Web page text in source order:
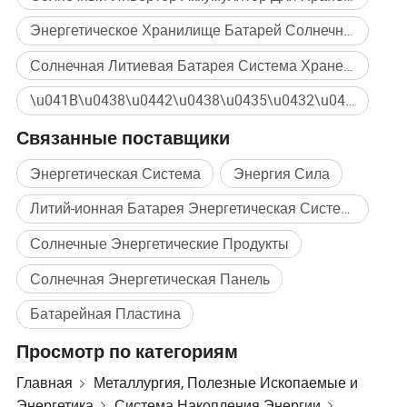
Сертификация
Профиль компании
Энергетическое Хранилище Батарей Солнечных Панелей
Солнечная Литиевая Батарея Система Хранения Энергии Для Дома
\u041B\u0438\u0442\u0438\u0435\u0432\u0430\u044F \u0411\u0430\u0442\u0430\u0440\u0435\u044F \u0415\u043C\u043A\u043E\u0441\u0442\u044C\u044E 5 \u041A\u0412\u0442\/\u0447 Массовая покупка
Связанные поставщики
Энергетическая Система
Энергия Сила
Литий-ионная Батарея Энергетическая Система
Солнечные Энергетические Продукты
Солнечная Энергетическая Панель
Батарейная Пластина
Просмотр по категориям
Главная
Металлургия, Полезные Ископаемые и